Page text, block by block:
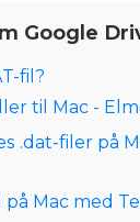
Google
fil?
til Mac -
.dat-filer på
på Mac med